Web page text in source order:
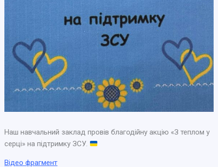
Наш навчальний заклад провів благодійну акцію «З теплом у
серці» на підтримку ЗСУ.
Відео фрагмент